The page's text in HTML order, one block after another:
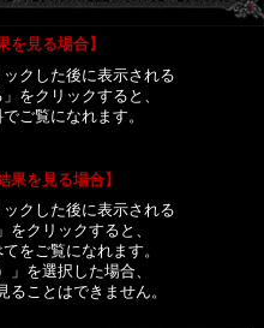
を見る場合】
ックした後に表示される
をクリックすると、
ご覧になれます。
果を見る場合】
ックした後に表示される
をクリックすると、
をご覧になれます。
を選択した場合、
ることはできません。